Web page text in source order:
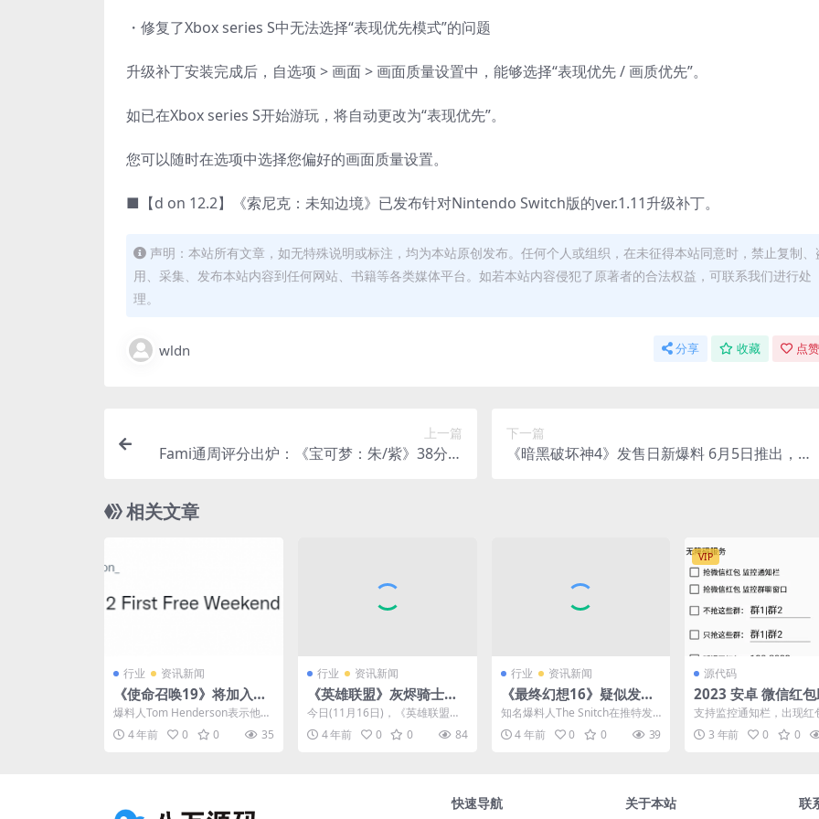
・修复了Xbox series S中无法选择“表现优先模式”的问题
升级补丁安装完成后，自选项 > 画面 > 画面质量设置中，能够选择“表现优先 / 画质优先”。
如已在Xbox series S开始游玩，将自动更改为“表现优先”。
您可以随时在选项中选择您偏好的画面质量设置。
■【d on 12.2】《索尼克：未知边境》已发布针对Nintendo Switch版的ver.1.11升级补丁。
声明：本站所有文章，如无特殊说明或标注，均为本站原创发布。任何个人或组织，在未征得本站同意时，禁止复制、
用、采集、发布本站内容到任何网站、书籍等各类媒体平台。如若本站内容侵犯了原著者的合法权益，可联系我们进行处
理。
wldn 分享 收藏 点
上一篇
Fami通周评分出炉：《宝可梦：朱/紫》38分入
下一篇
《暗黑破坏神4》发售日新爆料 6月5日推出，容
相关文章
行业 资讯新闻
《使命召唤19》将加入踢
球模式 12月15日开启免费
体验
爆料人Tom Henderson表示他从
动视那里得到了消息，《使命召
唤19：现代...
4 年前 0 0 35
行业 资讯新闻
《英雄联盟》灰烬骑士铁
男演示 肉体禁锢，钢铁自
由
今日(11月16日)，《英雄联盟》
官方发布了灰烬骑士系列皮肤莫
德凯撒的游戏内演示...
4 年前 0 0 84
行业 资讯新闻
《最终幻想16》疑似发售
日泄露 TGA将有更多情报
知名爆料人The Snitch在推特发
布了新的“谜语”，一起来看看。
评论区...
4 年前 0 0 39
VIP
源代码
2023 安卓 微信红包
1.0.1
支持监控通知栏，出现红
就会进入去开红包。开启
必须给 读取通知栏的权限
3 年前 0 0
快速导航 关于本站 联